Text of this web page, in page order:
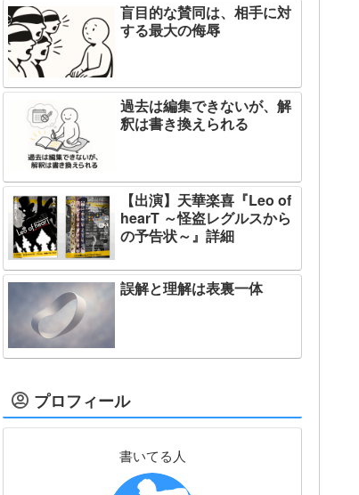
盲目的な賛同は、相手に対
する最大の侮辱
過去は編集できないが、解
釈は書き換えられる
【出演】天華楽喜『Leo of
hearT ～怪盗レグルスから
の予告状～』詳細
誤解と理解は表裏一体
プロフィール
書いてる人